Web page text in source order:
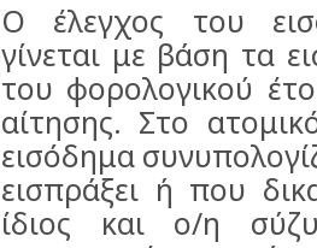
Ο έλεγχος του
γίνεται με βάση τα
του φορολογικού
αίτησης. Στο
εισόδημα
εισπράξει ή που
ίδιος και ο/η